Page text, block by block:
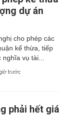
dự án
cho phép các
kế thừa, tiếp
vụ tài...
trước
phải hết giá